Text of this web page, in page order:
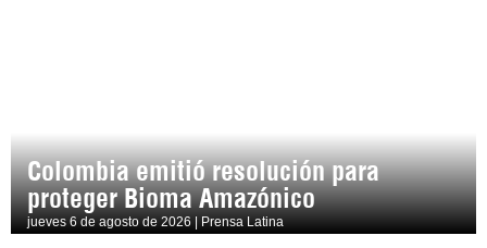
Colombia emitió resolución para
proteger Bioma Amazónico
jueves 6 de agosto de 2026 | Prensa Latina